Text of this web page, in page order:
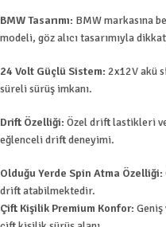
BMW Tasarımı: BMW markasına
modeli, göz alıcı tasarımıyla
24 Volt Güçlü Sistem: 2x12V akü
süreli sürüş imkanı.
Drift Özelliği: Özel drift lastikleri
eğlenceli drift deneyimi.
Olduğu Yerde Spin Atma Özelliği:
drift atabilmektedir.
Çift Kişilik Premium Konfor: